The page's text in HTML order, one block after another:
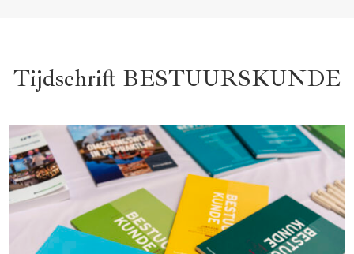
Tijdschrift BESTUURSKUNDE